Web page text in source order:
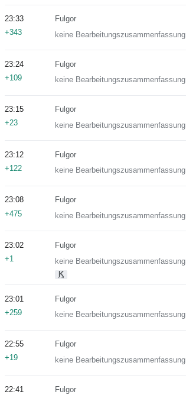
Fulgor
keine Bearbeitungszusammenfassung
23:33
+343
Fulgor
keine Bearbeitungszusammenfassung
23:24
+109
Fulgor
keine Bearbeitungszusammenfassung
23:15
+23
Fulgor
keine Bearbeitungszusammenfassung
23:12
+122
Fulgor
keine Bearbeitungszusammenfassung
23:08
+475
Fulgor
keine Bearbeitungszusammenfassung
K
23:02
+1
Fulgor
keine Bearbeitungszusammenfassung
23:01
+259
Fulgor
keine Bearbeitungszusammenfassung
22:55
+19
Fulgor
22:41